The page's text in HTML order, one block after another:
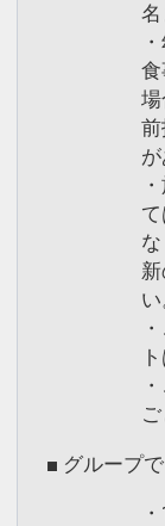
名
が
い
■ グループ